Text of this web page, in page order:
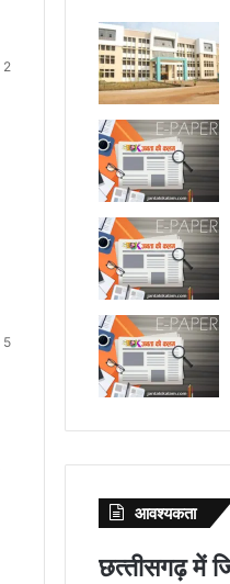
2
5
आवश्‍यकता
छत्‍तीसगढ़ में